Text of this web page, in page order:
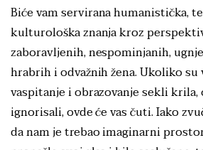
Biće vam servirana humanistička,
kulturološka znanja kroz
zaboravljenih, nespominjanih,
hrabrih i odvažnih žena. Ukoliko su
vaspitanje i obrazovanje sekli
ignorisali, ovde će vas čuti. Iako
da nam je trebao imaginarni